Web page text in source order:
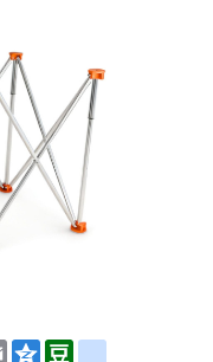
Email Qzone